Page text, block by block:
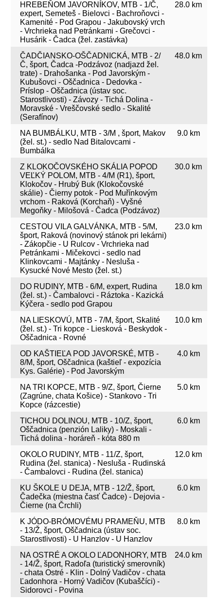
HREBEŇOM JAVORNÍKOV, MTB - 1/Č,
expert, Semeteš - Bielovci - Bachroňovci -
Kamenité - Pod Grapou - Jakubovský vrch
- Vrchrieka nad Petránkami - Grečovci -
Husárik - Čadca (žel. zastávka)
28.0 km
ČADČIANSKO-OŠČADNICKÁ, MTB - 2/
Č, šport, Čadca -Podzávoz (nadjazd žel.
trate) - Drahošanka - Pod Javorským -
Kubušovci - Oščadnica - Dedovka -
Príslop - Oščadnica (ústav soc.
Starostlivosti) - Závozy - Tichá Dolina -
Moravské - Vreščovské sedlo - Skalité
(Serafínov)
48.0 km
NA BUMBÁLKU, MTB - 3/M , šport, Makov
(žel. st.) - sedlo Nad Bitalovcami -
Bumbálka
9.0 km
Z KLOKOČOVSKÉHO SKÁLIA POPOD
VEĽKÝ POLOM, MTB - 4/M (R1), šport,
Klokočov - Hrubý Buk (Klokočovské
skálie) - Čierny potok - Pod Muřínkovým
vrchom - Raková (Korchaň) - Vyšné
Megoňky - Milošová - Čadca (Podzávoz)
30.0 km
CESTOU VILA GALVÁNKA, MTB - 5/M,
šport, Raková (novinový stánok pri lekárni)
- Zákopčie - U Rulcov - Vrchrieka nad
Petránkami - Mičekovci - sedlo nad
Klinkovcami - Majtánky - Nesluša -
Kysucké Nové Mesto (žel. st.)
23.0 km
DO RUDINY, MTB - 6/M, expert, Rudina
(žel. st.) - Čambalovci - Ráztoka - Kazická
Kýčera - sedlo pod Grapou
18.0 km
NA LIESKOVÚ, MTB - 7/M, šport, Skalité
(žel. st.) - Tri kopce - Liesková - Beskydok -
Oščadnica - Rovné
10.0 km
OD KAŠTIEĽA POD JAVORSKÉ, MTB -
8/M, šport, Oščadnica (kaštieľ - expozícia
Kys. Galérie) - Pod Javorským
4.0 km
NA TRI KOPCE, MTB - 9/Z, šport, Čierne
(Zagrúne, chata Košice) - Stankovo - Tri
Kopce (rázcestie)
5.0 km
TICHOU DOLINOU, MTB - 10/Z, šport,
Oščadnica (penzión Laliky) - Moskali -
Tichá dolina - horáreň - kóta 880 m
6.0 km
OKOLO RUDINY, MTB - 11/Z, šport,
Rudina (žel. stanica) - Nesluša - Rudinská
- Čambalovci - Rudina (žel. stanica)
12.0 km
KU ŠKOLE U DEJA, MTB - 12/Ž, šport,
Čadečka (miestna časť Čadce) - Dejovia -
Čierne (na Črchli)
6.0 km
K JÓDO-BRÓMOVÉMU PRAMEŇU, MTB
- 13/Ž, šport, Oščadnica (ústav soc.
Starostlivosti) - U Hanzlov - U Hanzlov
8.0 km
NA OSTRÉ A OKOLO ĽADONHORY, MTB
- 14/Ž, šport, Radoľa (turistický smerovník)
- chata Ostré - Klin - Dolný Vadičov - chata
Ľadonhora - Horný Vadičov (Kubaščíci) -
Sidorovci - Povina
24.0 km